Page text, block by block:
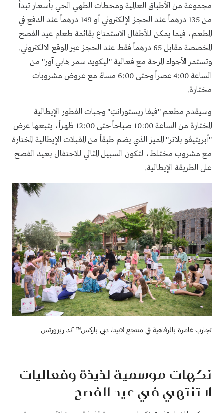
مجموعة من الأطباق العالمية ومحطات الطهي الحي بأسعار تبدأ
من 135 درهماً عند الحجز الإلكتروني أو 149 درهماً عند الدفع في
المطعم، فيما يمكن للأطفال الاستمتاع بقائمة طعام عيد الفصح
المخصصة مقابل 65 درهماً فقط عند الحجز عبر الموقع الالكتروني.
وتستمر الأجواء المرحة مع فعالية "ليكويد سمر هابي آور" من
الساعة 4:00 عصراً وحتى 6:00 مساءً مع عروض مشروبات
مختارة.
وسيقدم مطعم "فيفا ريستورانتِ" وجبات الفطور الإيطالية
المختارة من الساعة 10:00 صباحاً حتى 12:00 ظهراً، يتبعها عرض
"أبريتيڤو بلاتر" المميز الذي يضم طبقاً من المقبلات الإيطالية المختارة
مع مشروب مختلط، لتكون السبيل المثالي للاحتفال بعيد الفصح
على الطريقة الإيطالية.
تجارب غامرة بالرفاهية في منتجع لابيتا، دبي باركس™ آند ريزورتس
نكهات موسمية لذيذة وفعاليات
لا تنتهي في عيد الفصح